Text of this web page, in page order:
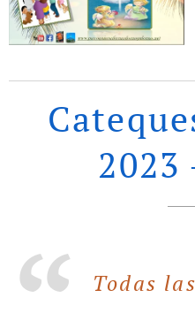
2023
Todas